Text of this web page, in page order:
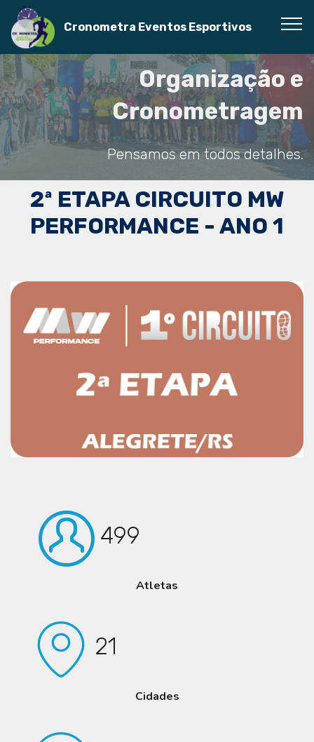
Cronometra Eventos Esportivos
Organização e
Cronometragem
Pensamos em todos detalhes.
2ª ETAPA CIRCUITO MW
PERFORMANCE - ANO 1
499
Atletas
21
Cidades